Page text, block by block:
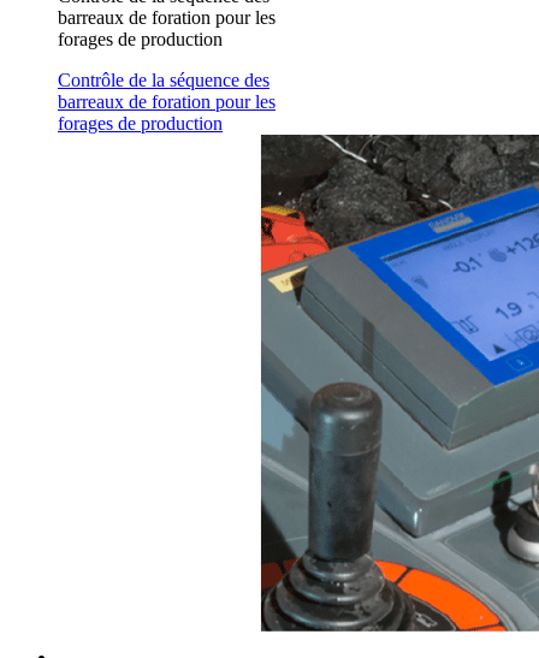
barreaux de foration pour les
forages de production
Contrôle de la séquence des
barreaux de foration pour les
forages de production